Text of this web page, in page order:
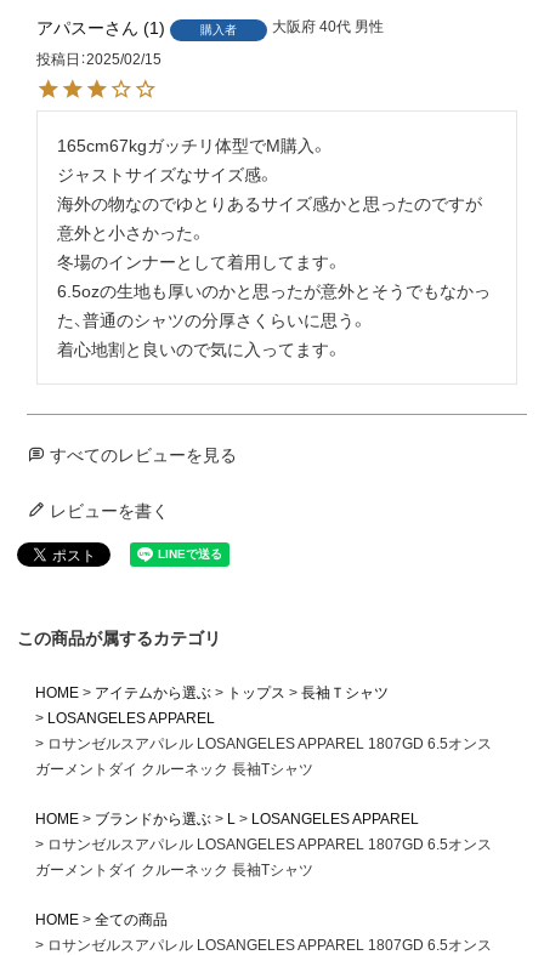
アパスー 1 購入者 大阪府 40代 男性
投稿日 2025/02/15
165cm67kgガッチリ体型でM購入。
ジャストサイズなサイズ感。
海外の物なのでゆとりあるサイズ感かと思ったのですが
意外と小さかった。
冬場のインナーとして着用してます。
6.5ozの生地も厚いのかと思ったが意外とそうでもなかっ
た、普通のシャツの分厚さくらいに思う。
着心地割と良いので気に入ってます。
すべてのレビューを見る
レビューを書く
この商品が属するカテゴリ
HOME アイテムから選ぶ トップス
長袖Ｔシャツ
LOSANGELES APPAREL
ロサンゼルスアパレル LOSANGELES APPAREL 1807GD 6.5オンス
ガーメントダイ クルーネック 長袖Tシャツ
HOME ブランドから選ぶ L
LOSANGELES APPAREL
ロサンゼルスアパレル LOSANGELES APPAREL 1807GD 6.5オンス
ガーメントダイ クルーネック 長袖Tシャツ
HOME
全ての商品
ロサンゼルスアパレル LOSANGELES APPAREL 1807GD 6.5オンス